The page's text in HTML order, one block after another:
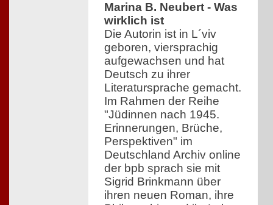
Marina B. Neubert - Was
wirklich ist
Die Autorin ist in L´viv
geboren, viersprachig
aufgewachsen und hat
Deutsch zu ihrer
Literatursprache gemacht.
Im Rahmen der Reihe
"Jüdinnen nach 1945.
Erinnerungen, Brüche,
Perspektiven" im
Deutschland Archiv online
der bpb sprach sie mit
Sigrid Brinkmann über
ihren neuen Roman, ihre